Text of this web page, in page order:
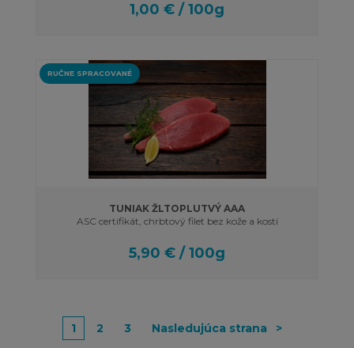
1,00 € / 100g
RUČNE SPRACOVANÉ
TUNIAK ŽLTOPLUTVÝ AAA
ASC certifikát, chrbtový filet bez kože a kostí
5,90 € / 100g
1 2 3 Nasledujúca strana >